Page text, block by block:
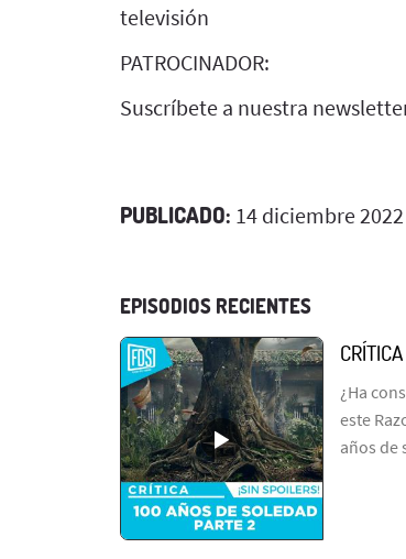
televisión
PATROCINADOR:
Suscríbete a nuestra
PUBLICADO: 14 diciembre 2022
EPISODIOS RECIENTES
¿Ha
este
años de